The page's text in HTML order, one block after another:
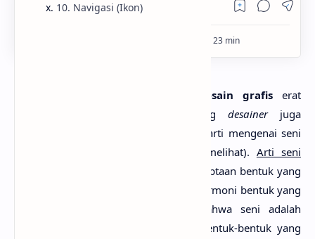
desain grafis erat
. Seorangdesainerjuga
. Banyak arti mengenai seni
(bergantung pada sudut mana kita melihat). Arti seni
adalah suatu usaha penciptaan bentuk yang
) dan harmoni bentuk yang
baik. Herbert Read menyebutkan bahwa seni adalah
menciptakan plus mengekspresikan bentuk-bentuk yang
10. Navigasi (Ikon)